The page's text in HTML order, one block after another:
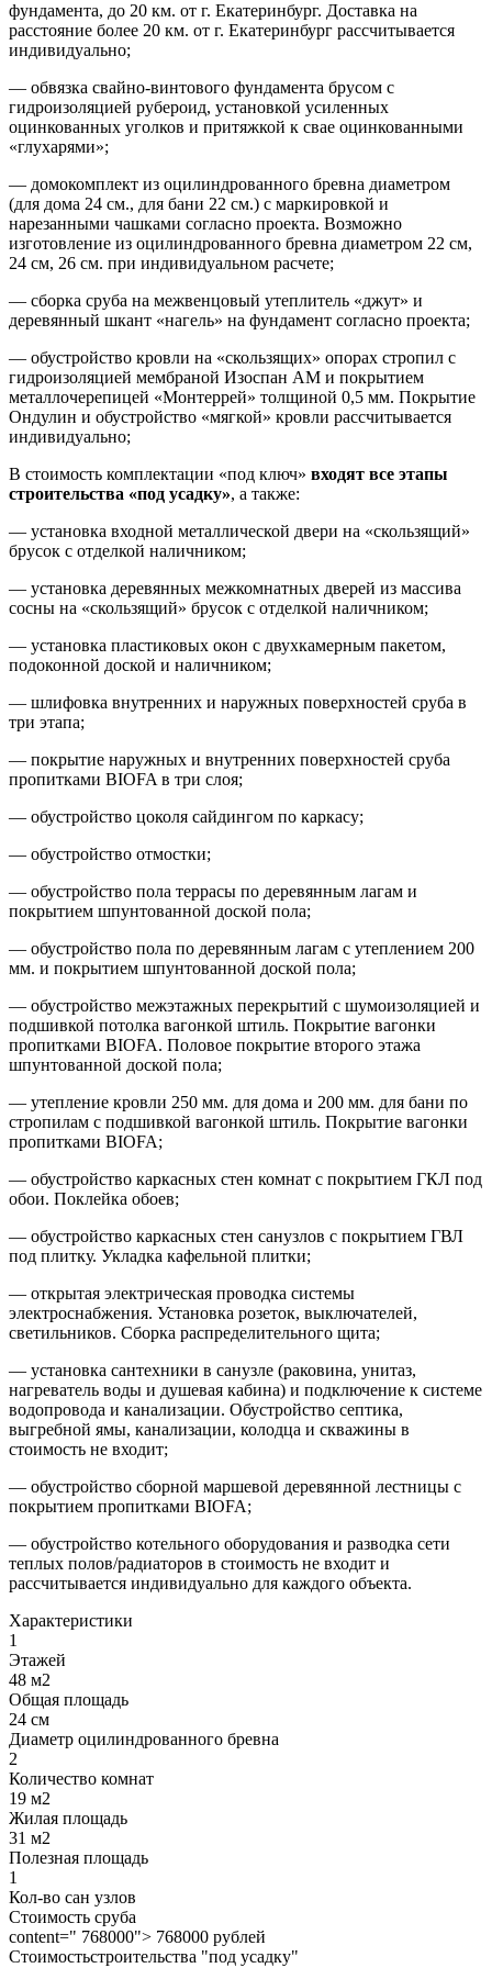
фундамента, до 20 км. от г. Екатеринбург. Доставка на
расстояние более 20 км. от г. Екатеринбург рассчитывается
индивидуально;
— обвязка свайно-винтового фундамента брусом с
гидроизоляцией рубероид, установкой усиленных
оцинкованных уголков и притяжкой к свае оцинкованными
«глухарями»;
— домокомплект из оцилиндрованного бревна диаметром
(для дома 24 см., для бани 22 см.) с маркировкой и
нарезанными чашками согласно проекта. Возможно
изготовление из оцилиндрованного бревна диаметром 22 см,
24 см, 26 см. при индивидуальном расчете;
— сборка сруба на межвенцовый утеплитель «джут» и
деревянный шкант «нагель» на фундамент согласно проекта;
— обустройство кровли на «скользящих» опорах стропил с
гидроизоляцией мембраной Изоспан АМ и покрытием
металлочерепицей «Монтеррей» толщиной 0,5 мм. Покрытие
Ондулин и обустройство «мягкой» кровли рассчитывается
индивидуально;
В стоимость комплектации «под ключ» входят все этапы
строительства «под усадку», а также:
— установка входной металлической двери на «скользящий»
брусок с отделкой наличником;
— установка деревянных межкомнатных дверей из массива
сосны на «скользящий» брусок с отделкой наличником;
— установка пластиковых окон с двухкамерным пакетом,
подоконной доской и наличником;
— шлифовка внутренних и наружных поверхностей сруба в
три этапа;
— покрытие наружных и внутренних поверхностей сруба
пропитками BIOFA в три слоя;
— обустройство цоколя сайдингом по каркасу;
— обустройство отмостки;
— обустройство пола террасы по деревянным лагам и
покрытием шпунтованной доской пола;
— обустройство пола по деревянным лагам с утеплением 200
мм. и покрытием шпунтованной доской пола;
— обустройство межэтажных перекрытий с шумоизоляцией и
подшивкой потолка вагонкой штиль. Покрытие вагонки
пропитками BIOFA. Половое покрытие второго этажа
шпунтованной доской пола;
— утепление кровли 250 мм. для дома и 200 мм. для бани по
стропилам с подшивкой вагонкой штиль. Покрытие вагонки
пропитками BIOFA;
— обустройство каркасных стен комнат с покрытием ГКЛ под
обои. Поклейка обоев;
— обустройство каркасных стен санузлов с покрытием ГВЛ
под плитку. Укладка кафельной плитки;
— открытая электрическая проводка системы
электроснабжения. Установка розеток, выключателей,
светильников. Сборка распределительного щита;
— установка сантехники в санузле (раковина, унитаз,
нагреватель воды и душевая кабина) и подключение к системе
водопровода и канализации. Обустройство септика,
выгребной ямы, канализации, колодца и скважины в
стоимость не входит;
— обустройство сборной маршевой деревянной лестницы с
покрытием пропитками BIOFA;
— обустройство котельного оборудования и разводка сети
теплых полов/радиаторов в стоимость не входит и
рассчитывается индивидуально для каждого объекта.
Характеристики
1
Этажей
48 м2
Общая площадь
24 см
Диаметр оцилиндрованного бревна
2
Количество комнат
19 м2
Жилая площадь
31 м2
Полезная площадь
1
Кол-во сан узлов
Стоимость сруба
content=" 768000"> 768000 рублей
Стоимостьстроительства "под усадку"